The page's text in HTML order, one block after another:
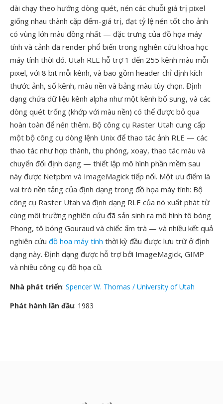
dài chạy theo hướng dòng quét, nén các chuỗi giá trị pixel
giống nhau thành cặp đếm-giá trị, đạt tỷ lệ nén tốt cho ảnh
có vùng lớn màu đồng nhất — đặc trưng của đồ họa máy
tính và cảnh đã render phổ biến trong nghiên cứu khoa học
máy tính thời đó. Utah RLE hỗ trợ 1 đến 255 kênh màu mỗi
pixel, với 8 bit mỗi kênh, và bao gồm header chỉ định kích
thước ảnh, số kênh, màu nền và bảng màu tùy chọn. Định
dạng chứa dữ liệu kênh alpha như một kênh bổ sung, và các
dòng quét trống (khớp với màu nền) có thể được bỏ qua
hoàn toàn để nén thêm. Bộ công cụ Raster Utah cung cấp
một bộ công cụ dòng lệnh Unix để thao tác ảnh RLE — các
thao tác như hợp thành, thu phóng, xoay, thao tác màu và
chuyển đổi định dạng — thiết lập mô hình phần mềm sau
này được Netpbm và ImageMagick tiếp nối. Một ưu điểm là
vai trò nền tảng của định dạng trong đồ họa máy tính: Bộ
công cụ Raster Utah và định dạng RLE của nó xuất phát từ
cùng môi trường nghiên cứu đã sản sinh ra mô hình tô bóng
Phong, tô bóng Gouraud và chiếc ấm trà — và nhiều kết quả
nghiên cứu đồ họa máy tính thời kỳ đầu được lưu trữ ở định
dạng này. Định dạng được hỗ trợ bởi ImageMagick, GIMP
và nhiều công cụ đồ họa cũ.
Nhà phát triển: Spencer W. Thomas / University of Utah
Phát hành lần đầu: 1983